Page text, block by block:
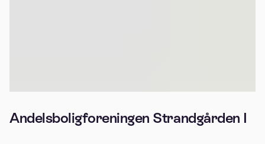
Andelsboligforeningen Strandgården I